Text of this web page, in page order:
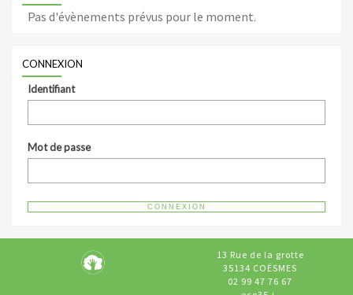
Pas d'évènements prévus pour le moment.
CONNEXION
Identifiant
Mot de passe
13 Rue de la grotte
35134 COËSMES
02 99 47 76 67